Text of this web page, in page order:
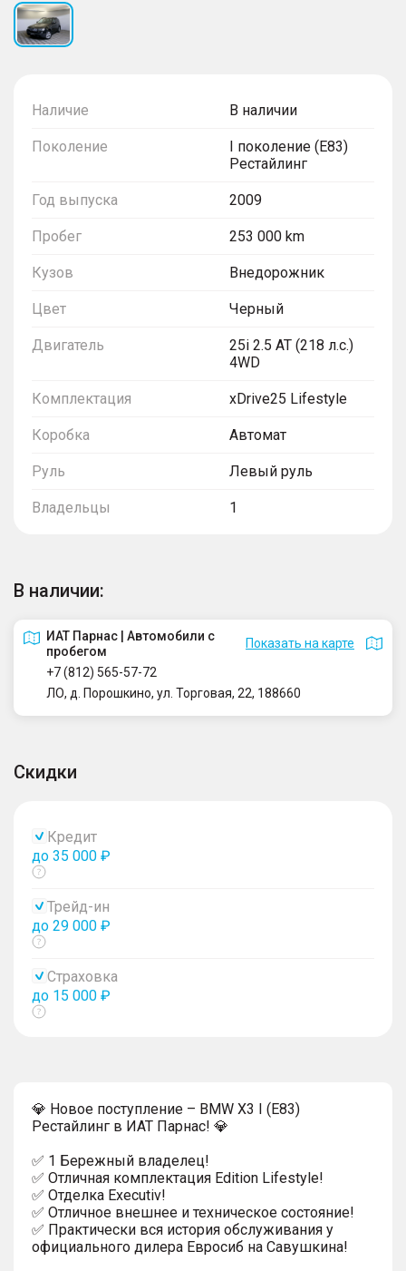
Наличие В наличии
Поколение
I поколение (E83)
Рестайлинг
Год выпуска 2009
Пробег 253 000 km
Кузов Внедорожник
Цвет Черный
Двигатель
25i 2.5 AT (218 л.с.)
4WD
Комплектация xDrive25 Lifestyle
Коробка Автомат
Руль Левый руль
Владельцы 1
В наличии:
ИАТ Парнас | Автомобили с
пробегом
Показать на карте
+7 (812) 565-57-72
ЛО, д. Порошкино, ул. Торговая, 22, 188660
Скидки
Кредит
до 35 000 ₽
Показать
Трейд-ин
до 29 000 ₽
Показать
Страховка
до 15 000 ₽
Показать
💎 Новое поступление – BMW X3 I (E83)
Рестайлинг в ИАТ Парнас! 💎
✅ 1 Бережный владелец!
✅ Отличная комплектация Edition Lifestyle!
✅ Отделка Executiv!
✅ Отличное внешнее и техническое состояние!
✅ Практически вся история обслуживания у
официального дилера Евросиб на Савушкина!